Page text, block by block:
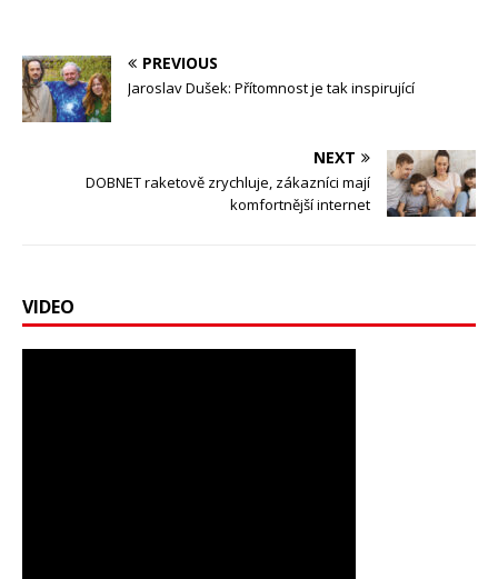
PREVIOUS
Jaroslav Dušek: Přítomnost je tak inspirující
NEXT
DOBNET raketově zrychluje, zákazníci mají
komfortnější internet
VIDEO